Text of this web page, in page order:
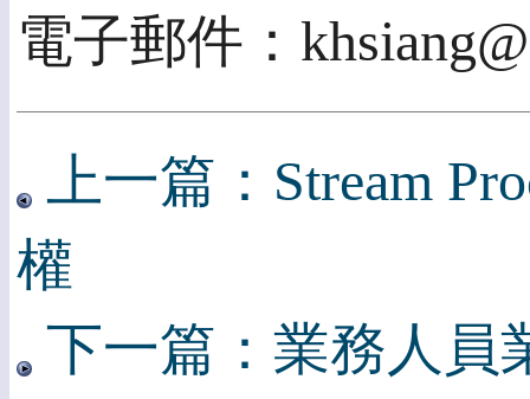
電子郵件：
上一篇：Stream
權
下一篇：業務人員